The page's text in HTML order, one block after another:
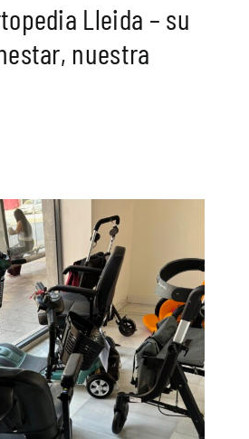
Lleida – su
nuestra